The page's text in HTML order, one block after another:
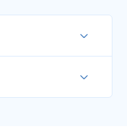
týmům,
zákazníkům již